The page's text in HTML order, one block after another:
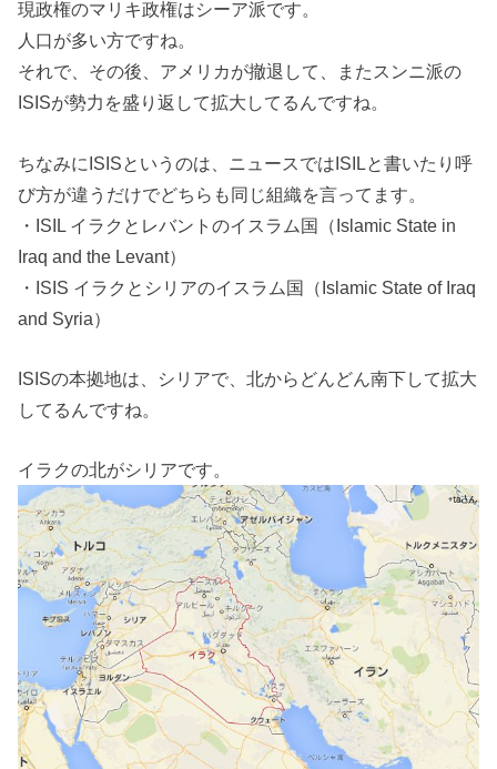
現政権のマリキ政権はシーア派です。
人口が多い方ですね。
それで、その後、アメリカが撤退して、またスンニ派の
ISISが勢力を盛り返して拡大してるんですね。
ちなみにISISというのは、ニュースではISILと書いたり呼
び方が違うだけでどちらも同じ組織を言ってます。
・ISIL イラクとレバントのイスラム国（Islamic State in
Iraq and the Levant）
・ISIS イラクとシリアのイスラム国（Islamic State of Iraq
and Syria）
ISISの本拠地は、シリアで、北からどんどん南下して拡大
してるんですね。
イラクの北がシリアです。